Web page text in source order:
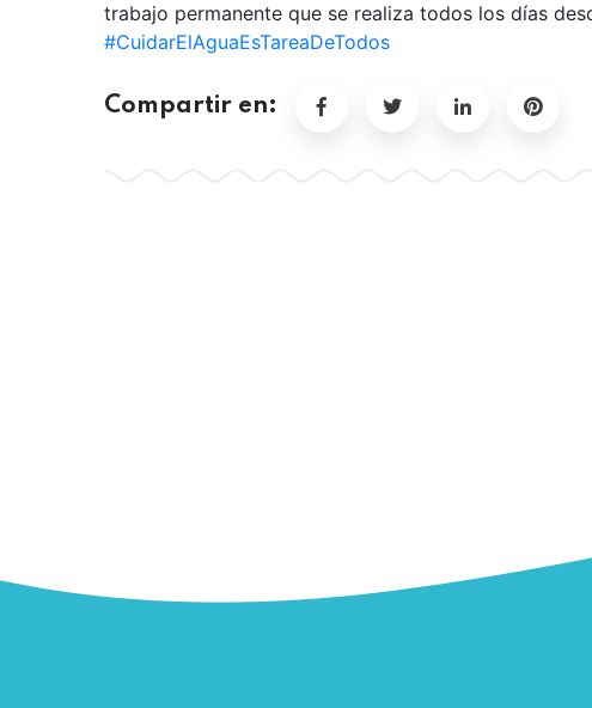
trabajo permanente que se realiza todos los días
#CuidarElAguaEsTareaDeTodos
Compartir en: